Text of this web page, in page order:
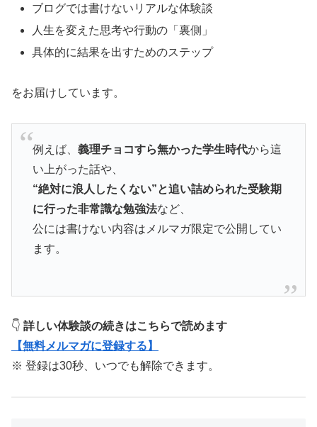
ブログでは書けないリアルな体験談
人生を変えた思考や行動の「裏側」
具体的に結果を出すためのステップ
をお届けしています。
例えば、 義理チョコすら無かった学生時代から這
い上がった話や、
“絶対に浪人したくない”と追い詰められた受験期
に行った非常識な勉強法など、
公には書けない内容はメルマガ限定で公開してい
ます。
👇 詳しい体験談の続きはこちらで読めます
【無料メルマガに登録する】
※ 登録は30秒、いつでも解除できます。